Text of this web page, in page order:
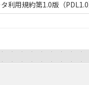
利用規約第1.0版（